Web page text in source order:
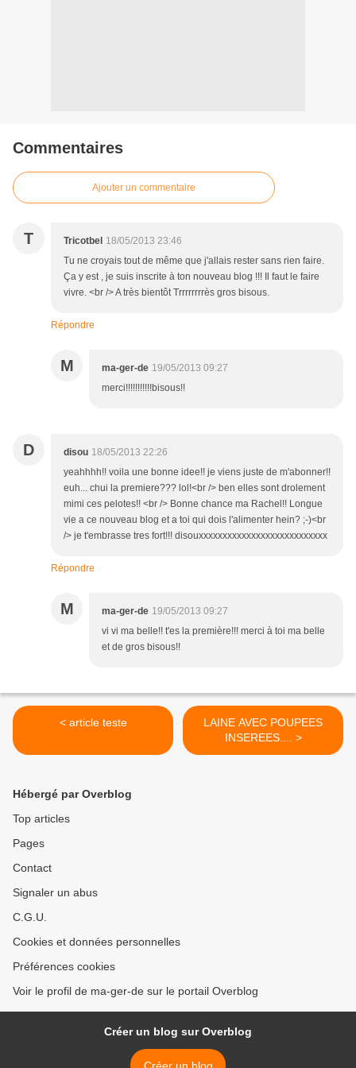
Commentaires
Ajouter un commentaire
T Tricotbel 18/05/2013 23:46
Tu ne croyais tout de même que j'allais rester sans rien faire.
Ça y est , je suis inscrite à ton nouveau blog !!! Il faut le faire
vivre. <br /> A très bientôt Trrrrrrrrès gros bisous.
Répondre
M ma-ger-de 19/05/2013 09:27
merci!!!!!!!!!!!bisous!!
D disou 18/05/2013 22:26
yeahhhh!! voila une bonne idee!! je viens juste de m'abonner!!
euh... chui la premiere??? lol!<br /> ben elles sont drolement
mimi ces pelotes!! <br /> Bonne chance ma Rachel!! Longue
vie a ce nouveau blog et a toi qui dois l'alimenter hein? ;-)<br
/> je t'embrasse tres fort!!! disouxxxxxxxxxxxxxxxxxxxxxxxxxxx
Répondre
M ma-ger-de 19/05/2013 09:27
vi vi ma belle!! t'es la première!!! merci à toi ma belle
et de gros bisous!!
< article teste
LAINE AVEC POUPEES
INSEREES.... >
Hébergé par Overblog
Top articles
Pages
Contact
Signaler un abus
C.G.U.
Cookies et données personnelles
Préférences cookies
Voir le profil de ma-ger-de sur le portail Overblog
Créer un blog sur Overblog